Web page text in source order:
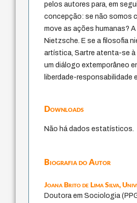
pelos autores para, em
concepção: se não somos
move as ações humanas?
Nietzsche. E se a filosofia
artística, Sartre atenta-se à
um diálogo extemporâneo
liberdade-
Downloads
Não há dados estatísticos.
Biografia do Autor
Joana Brito de Lima Silva,
Doutora em Sociologia